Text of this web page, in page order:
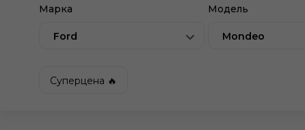
Марка
Ford
Модель
Mondeo
Суперцена 🔥